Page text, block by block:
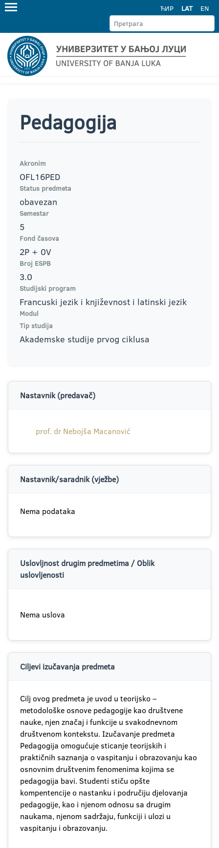
ЋИР LAT EN
Pedagogija
Akronim
OFL16PED
Status predmeta
obavezan
Semestar
5
Fond časova
2P + 0V
Broj ESPB
3.0
Studijski program
Francuski jezik i književnost i latinski jezik
Modul
Tip studija
Akademske studije prvog ciklusa
Nastavnik (predavač)
prof. dr Nebojša Macanović
Nastavnik/saradnik (vježbe)
Nema podataka
Uslovljnost drugim predmetima / Oblik
uslovljenosti
Nema uslova
Ciljevi izučavanja predmeta
Cilj ovog predmeta je uvod u teorijsko –
metodološke osnove pedagogije kao društvene
nauke, njen značaj i funkcije u svakodnevnom
društvenom kontekstu. Izučavanje predmeta
Pedagogija omogućuje sticanje teorijskih i
praktičnih saznanja o vaspitanju i obrazovanju kao
osnovnim društvenim fenomenima kojima se
pedagogija bavi. Studenti stiču opšte
kompentencije o nastanku i područiju djelovanja
pedagogije, kao i njenom odnosu sa drugim
naukama, njenom sadržaju, funkciji i ulozi u
vaspitanju i obrazovanju.